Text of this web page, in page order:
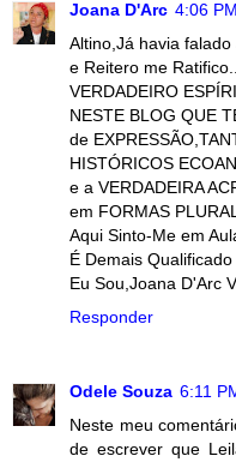
Joana D'Arc 4:06 PM
Altino,Já havia
e Reitero me
VERDADEIRO
NESTE BLOG QUE
de
HISTÓRICOS
e a VERDADEIRA
em FORMAS
Aqui Sinto-Me em
É Demais
Eu Sou,Joana D'Arc
Responder
Odele Souza 6:11
Neste meu
de escrever que